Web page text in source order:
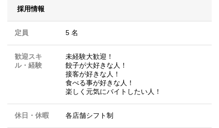
採用情報
定員 5 名
歓迎スキ
ル・経験
未経験大歓迎！
餃子が大好きな人！
接客が好きな人！
食べる事が好きな人！
楽しく元気にバイトしたい人！
休日・休暇 各店舗シフト制